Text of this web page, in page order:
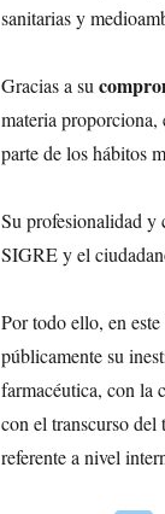
sanitarias y
Gracias a su
materia proporciona,
parte de los hábitos
Su profesionalidad y
SIGRE y el
Por todo ello, en
públicamente su
farmacéutica, con la
con el transcurso
referente a nivel